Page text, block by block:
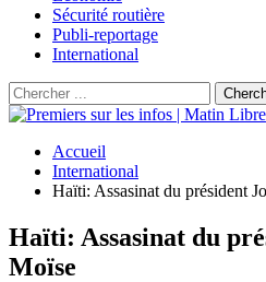
Sécurité routière
Publi-reportage
International
Accueil
International
Haïti: Assasinat du président
Haïti: Assasinat du
Moïse